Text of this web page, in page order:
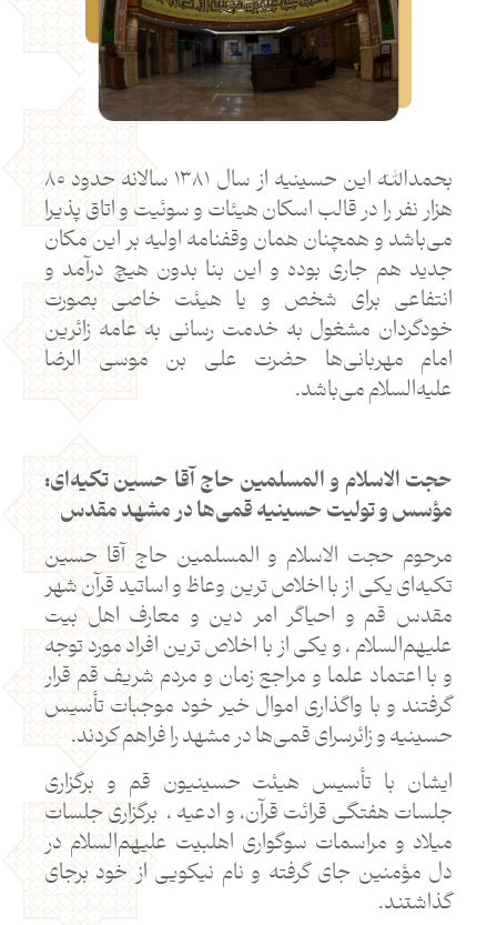
بحمدالله این حسینیه از سال ۱۳۸۱ سالانه حدود ۸۰
هزار نفر را در قالب اسکان هیئات و سوئیت و اتاق پذیرا
می‌باشد و همچنان همان وقفنامه اولیه بر این مکان
جدید هم جاری بوده و این بنا بدون هیچ درآمد و
انتفاعی برای شخص و یا هیئت خاصی بصورت
خودگردان مشغول به خدمت رسانی به عامه زائرین
امام مهربانی‌ها حضرت علی بن موسی الرضا
علیه‌السلام می‌باشد.
حجت الاسلام و المسلمین حاج آقا حسین تکیه‌ای:
مؤسس و تولیت حسینیه قمی‌ها در مشهد مقدس
مرحوم حجت الاسلام و المسلمین حاج آقا حسین
تکیه‌ای یکی از با اخلاص ترین وعاظ و اساتید قرآن شهر
مقدس قم و احیاگر امر دین و معارف اهل بیت
علیهم‌السلام ، و یکی از با اخلاص ترین افراد مورد توجه
و با اعتماد علما و مراجع زمان و مردم شریف قم قرار
گرفتند و با واگذاری اموال خیر خود موجبات تأسیس
حسینیه و زائرسرای قمی‌ها در مشهد را فراهم کردند.
ایشان با تأسیس هیئت حسینیون قم و برگزاری
جلسات هفتگی قرائت قرآن، و ادعیه ، برگزاری جلسات
میلاد و مراسمات سوگواری اهلبیت علیهم‌السلام در
دل مؤمنین جای گرفته و نام نیکویی از خود برجای
گذاشتند.